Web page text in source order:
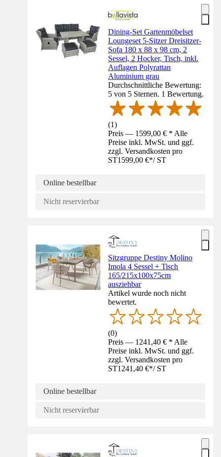
Dining-Set Gartenmöbelset
Loungeset 5-Sitzer Dreisitzer-
Sofa 180 x 88 x 98 cm, 2
Sessel, 2 Hocker, Tisch, inkl.
Auflagen Polyrattan
Aluminium grau
Durchschnittliche Bewertung:
5 von 5 Sternen. 1 Bewertung.
(1)
Preis — 1599,00 € * Alle
Preise inkl. MwSt. und ggf.
zzgl. Versandkosten pro
ST1599,00 €*/ ST
Online bestellbar
Nicht reservierbar
Sitzgruppe Destiny Molino
Imola 4 Sessel + Tisch
165/215x100x75cm
ausziehbar
Artikel wurde noch nicht
bewertet.
(0)
Preis — 1241,40 € * Alle
Preise inkl. MwSt. und ggf.
zzgl. Versandkosten pro
ST1241,40 €*/ ST
Online bestellbar
Nicht reservierbar